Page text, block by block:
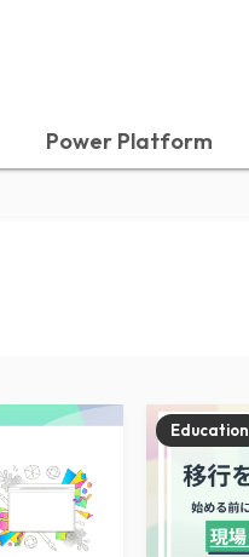
Power Platform
Education